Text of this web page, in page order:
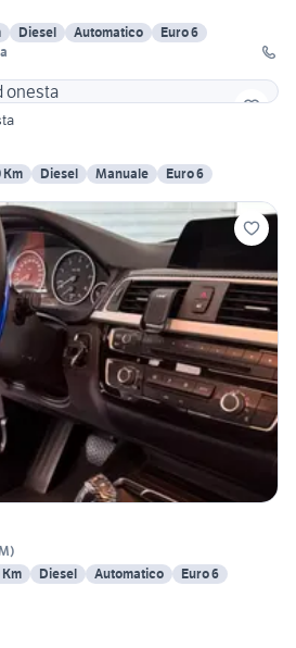
Diesel Automatico
Euro 6
Km Diesel Manuale Euro 6
)
Diesel Automatico Euro 6